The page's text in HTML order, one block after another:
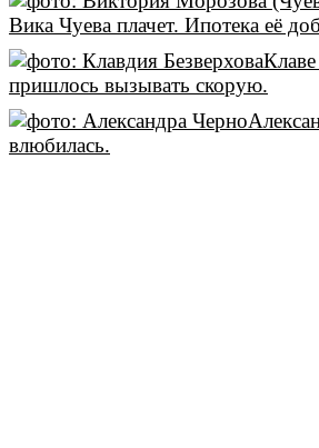
Вика Чуева плачет. Ипотека её
пришлось вызывать скорую.
влюбилась.